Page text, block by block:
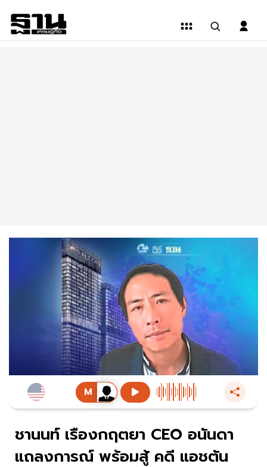
ชานนท์ เรืองกฤตยา CEO อนันดา
แถลงการณ์ พร้อมสู้ คดี แอชตัน